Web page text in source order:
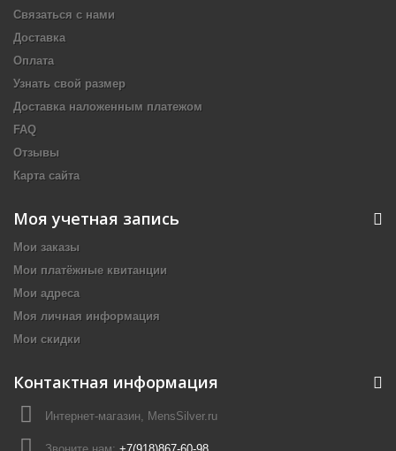
Связаться с нами
Доставка
Оплата
Узнать свой размер
Доставка наложенным платежом
FAQ
Отзывы
Карта сайта
Моя учетная запись
Мои заказы
Мои платёжные квитанции
Мои адреса
Моя личная информация
Мои скидки
Контактная информация
Интернет-магазин, MensSilver.ru